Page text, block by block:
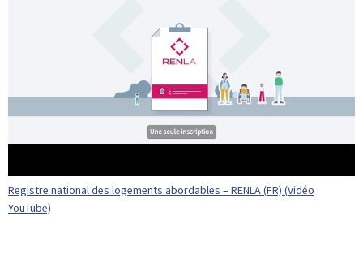
Registre national des logements abordables – RENLA (FR) (Vidéo
YouTube)